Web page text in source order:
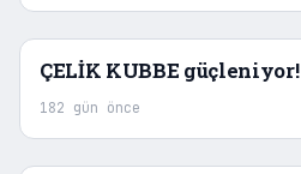
ÇELİK KUBBE güçleniyor!
182 gün önce